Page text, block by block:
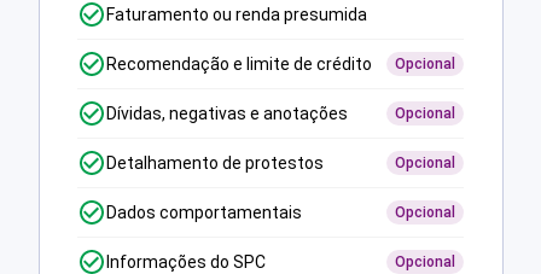
Faturamento ou renda presumida
Recomendação e limite de crédito Opcional
Dívidas, negativas e anotações Opcional
Detalhamento de protestos Opcional
Dados comportamentais Opcional
Informações do SPC Opcional